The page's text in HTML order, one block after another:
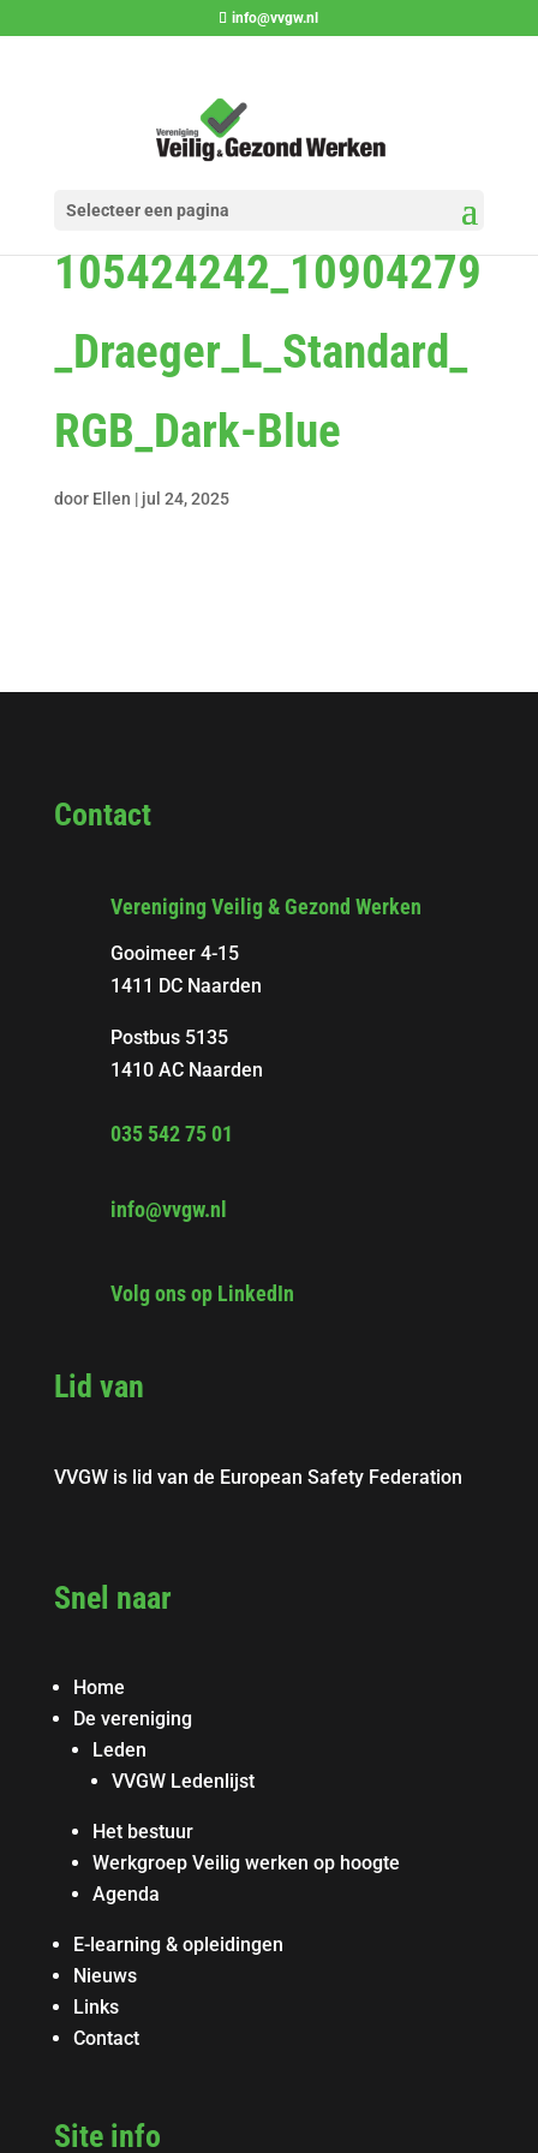
info@vvgw.nl
Selecteer een pagina
105424242_10904279
_Draeger_L_Standard_
RGB_Dark-Blue
door Ellen | jul 24, 2025
Contact
Vereniging Veilig & Gezond Werken
Gooimeer 4-15
1411 DC Naarden
Postbus 5135
1410 AC Naarden
035 542 75 01
info@vvgw.nl
Volg ons op LinkedIn
Lid van
VVGW is lid van de European Safety Federation
Snel naar
Home
De vereniging
Leden
VVGW Ledenlijst
Het bestuur
Werkgroep Veilig werken op hoogte
Agenda
E-learning & opleidingen
Nieuws
Links
Contact
Site info